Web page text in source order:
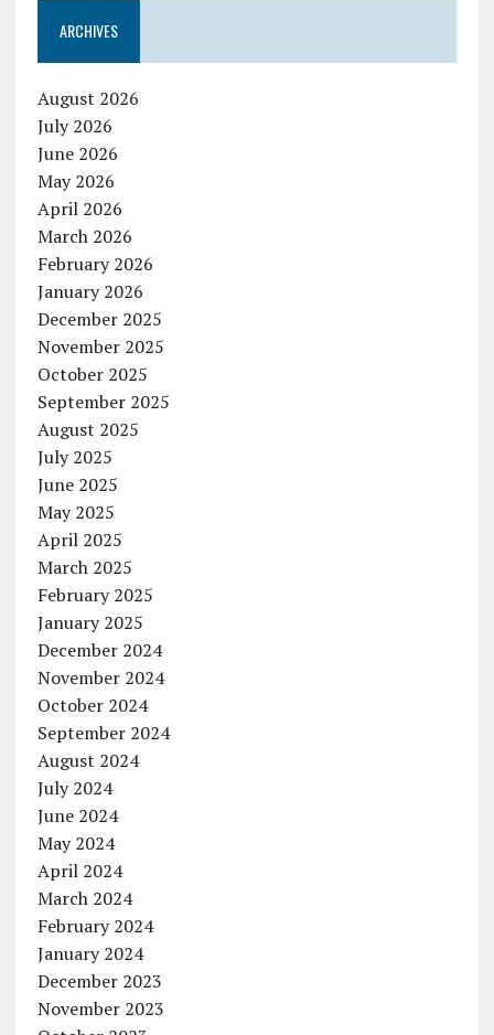
ARCHIVES
August 2026
July 2026
June 2026
May 2026
April 2026
March 2026
February 2026
January 2026
December 2025
November 2025
October 2025
September 2025
August 2025
July 2025
June 2025
May 2025
April 2025
March 2025
February 2025
January 2025
December 2024
November 2024
October 2024
September 2024
August 2024
July 2024
June 2024
May 2024
April 2024
March 2024
February 2024
January 2024
December 2023
November 2023